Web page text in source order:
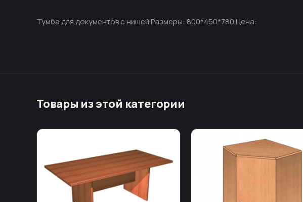
Тумба для документов с нишей Размеры: 800*450*780 Цена:
Товары из этой категории